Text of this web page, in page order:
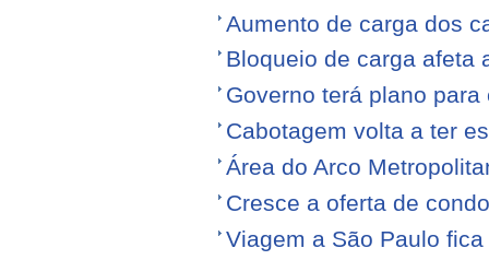
Aumento de carga dos
Bloqueio de carga afeta
Governo terá plano
Cabotagem volta a ter
Área do Arco
Cresce a oferta de
Viagem a São Paulo